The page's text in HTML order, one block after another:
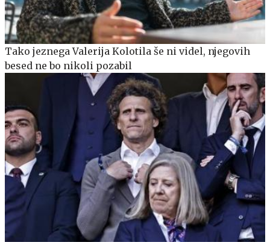
Tako jeznega Valerija Kolotila še ni videl, njegovih
besed ne bo nikoli pozabil